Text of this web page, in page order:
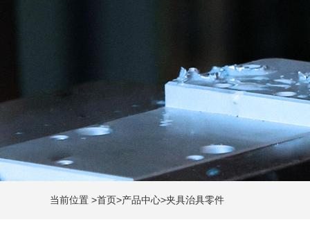
当前位置 >首页>产品中心>夹具治具零件